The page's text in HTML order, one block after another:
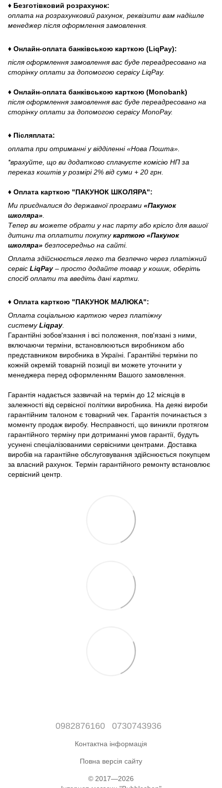
♦ Безготівковий розрахунок:
оплата на розрахунковий рахунок, реквізити вам надішле
менеджер після оформлення замовлення.
♦ Онлайн-оплата банківською карткою (LiqPay):
після оформлення замовлення вас буде переадресовано на
сторінку оплати за допомогою сервісу LiqPay.
♦ Онлайн-оплата банківською карткою (Monobank)
після оформлення замовлення вас буде переадресовано на
сторінку оплати за допомогою сервісу MonoPay.
♦ Післяплата:
оплата при отриманні у відділенні «Нова Пошта».
*врахуйте, що ви додатково сплачуєте комісію НП за
переказ коштів у розмірі 2% від суми + 20 грн.
♦ Оплата карткою "ПАКУНОК ШКОЛЯРА":
Ми приєдналися до державної програми «Пакунок
школяра»
Тепер ви можете обрати у нас парту або крісло для вашої
дитини та оплатити покупкукарткою «Пакунок
школяра» безпосередньо на сайті.
Оплата здійснюється легко та безпечно через платіжний
сервіс LiqPay– просто додайте товар у кошик, оберіть
спосіб оплати та введіть дані картки.
♦ Оплата карткою "ПАКУНОК МАЛЮКА":
Оплата соціальною карткою через платіжну
системуLiqpay.
Гарантійні зобов'язання і всі положення, пов'язані з ними,
включаючи терміни, встановлюються виробником або
представником виробника в Україні. Гарантійні терміни по
кожній окремій товарній позиції ви можете уточнити у
менеджера перед оформленням Вашого замовлення.
Гарантія надається зазвичай на термін до 12 місяців в
залежності від сервісної політики виробника. На деякі вироби
гарантійним талоном є товарний чек. Гарантія починається з
моменту продаж виробу. Несправності, що виникли протягом
гарантійного терміну при дотриманні умов гарантії, будуть
усунені спеціалізованими сервісними центрами. Доставка
виробів на гарантійне обслуговування здійснюється покупцем
за власний рахунок. Термін гарантійного ремонту встановлює
сервісний центр.
0982876160 0730743936
Контактна інформація
Повна версія сайту
© 2017—2026